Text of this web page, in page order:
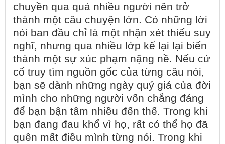
chuyền qua quá nhiều người nên trở
thành một câu chuyện lớn. Có những lời
nói ban đầu chỉ là một nhận xét thiếu suy
nghĩ, nhưng qua nhiều lớp kể lại lại biến
thành một sự xúc phạm nặng nề. Nếu cứ
cố truy tìm nguồn gốc của từng câu nói,
bạn sẽ dành những ngày quý giá của đời
mình cho những người vốn chẳng đáng
để bạn bận tâm nhiều đến thế. Trong khi
bạn đang đau khổ vì họ, rất có thể họ đã
quên mất điều mình từng nói. Trong khi